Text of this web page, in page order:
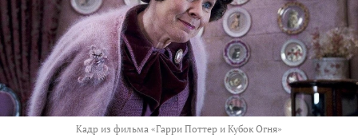
Кадр из фильма «Гарри Поттер и Кубок Огня»